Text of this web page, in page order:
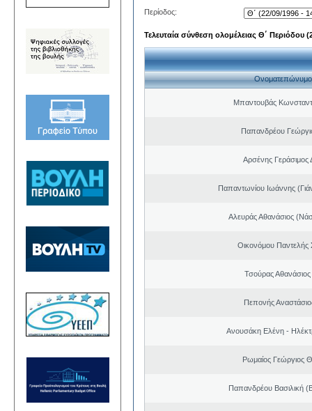
Περίοδος:
Τελευταία σύνθεση ολομέλειας Θ΄ Περιόδου
Ονοματεπώνυμο
Μπαντουβάς
Παπανδρέου
Αρσένης Γεράσιμος
Παπαντωνίου Ιωάννης
Αλευράς Αθανάσιος
Οικονόμου Παντελής
Τσούρας
Πεπονής
Ανουσάκη Ελένη -
Ρωμαίος Γεώργιος
Παπανδρέου Βασιλική